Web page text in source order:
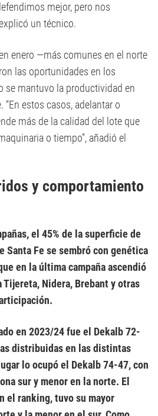
mejor, pero nos
un técnico.
enero —más comunes en el norte
las oportunidades en los
se mantuvo la productividad en
“En estos casos, adelantar o
más de la calidad del lote que
o tiempo”, añadió el
y comportamiento
el 45% de la superficie de
Santa Fe se sembró con genética
en la última campaña ascendió
Tijereta, Nidera, Brebant y otras
en 2023/24 fue el Dekalb 72-
distribuidas en las distintas
lo ocupó el Dekalb 74-47, con
sur y menor en la norte. El
el ranking, tuvo su mayor